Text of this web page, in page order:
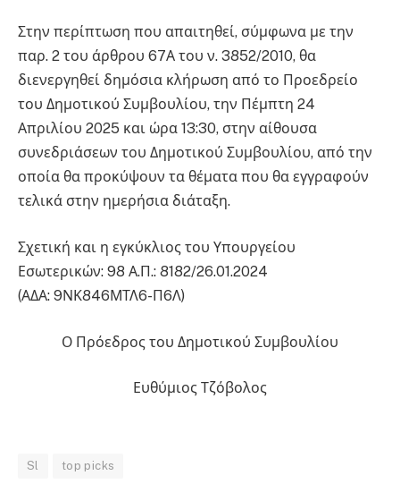
Στην περίπτωση που απαιτηθεί, σύμφωνα με την
παρ. 2 του άρθρου 67Α του ν. 3852/2010, θα
διενεργηθεί δημόσια κλήρωση από το Προεδρείο
του Δημοτικού Συμβουλίου, την Πέμπτη 24
Απριλίου 2025 και ώρα 13:30, στην αίθουσα
συνεδριάσεων του Δημοτικού Συμβουλίου, από την
οποία θα προκύψουν τα θέματα που θα εγγραφούν
τελικά στην ημερήσια διάταξη.
Σχετική και η εγκύκλιος του Υπουργείου
Εσωτερικών: 98 Α.Π.: 8182/26.01.2024
(ΑΔΑ: 9ΝΚ846ΜΤΛ6-Π6Λ)
Ο Πρόεδρος του Δημοτικού Συμβουλίου
Ευθύμιος Τζόβολος
Sl top picks